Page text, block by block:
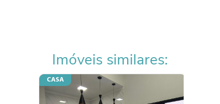
Imóveis similares:
CASA